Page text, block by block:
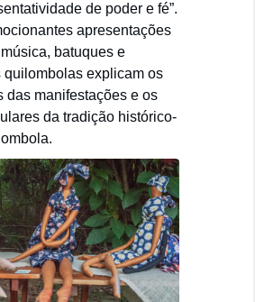
de poder e fé”.
apresentações
batuques e
quilombolas explicam os
das manifestações e os
da tradição histórico-